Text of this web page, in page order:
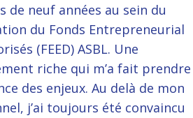
de neuf années au sein du
du Fonds Entrepreneurial
(FEED) ASBL. Une
riche qui m’a fait prendre
des enjeux. Au delà de mon
j’ai toujours été convaincu